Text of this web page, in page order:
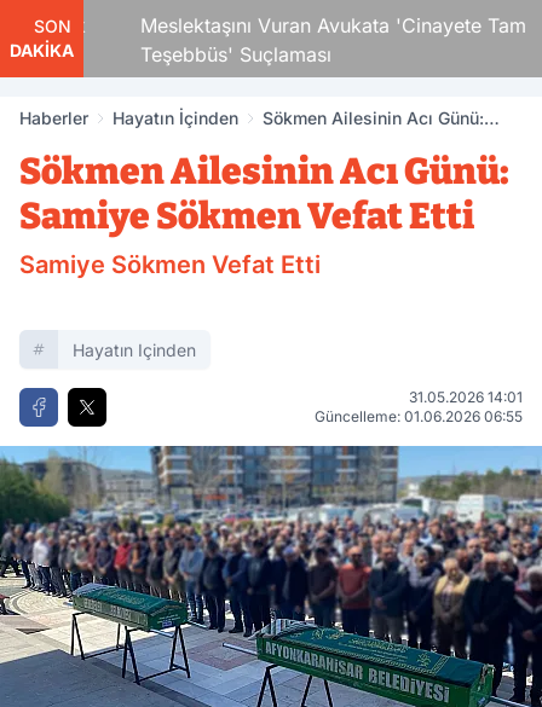
SON
DAKİKA
Meslektaşını Vuran Avukata 'Cinayete Tam
Teşebbüs' Suçlaması
Haberler Hayatın İçinden
Sökmen Ailesinin Acı Günü:
Sökmen Ailesinin Acı Günü:
Samiye Sökmen Vefat Etti
Samiye Sökmen Vefat Etti
Hayatın Içinden
31.05.2026 14:01
Güncelleme: 01.06.2026 06:55